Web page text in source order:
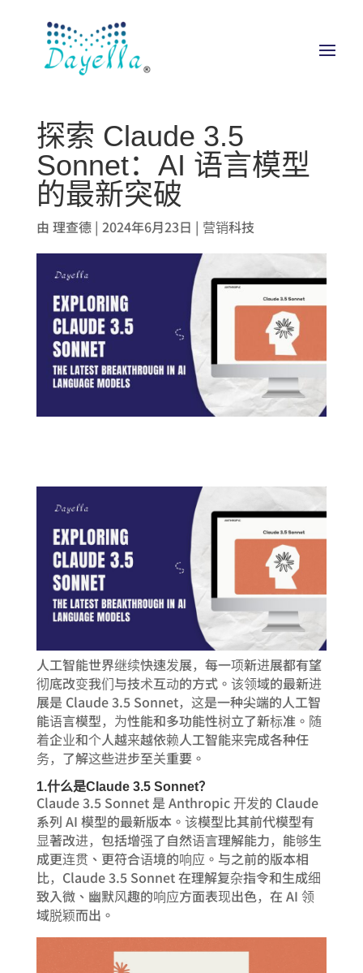
探索 Claude 3.5
Sonnet：AI 语言模型
的最新突破
由 理查德| 2024年6月23日 | 营销科技
人工智能世界继续快速发展，每一项新进展都有望
彻底改变我们与技术互动的方式。该领域的最新进
展是 Claude 3.5 Sonnet，这是一种尖端的人工智
能语言模型，为性能和多功能性树立了新标准。随
着企业和个人越来越依赖人工智能来完成各种任
务，了解这些进步至关重要。
1.什么是Claude 3.5 Sonnet？
Claude 3.5 Sonnet 是 Anthropic 开发的 Claude
系列 AI 模型的最新版本。该模型比其前代模型有
显著改进，包括增强了自然语言理解能力，能够生
成更连贯、更符合语境的响应。与之前的版本相
比，Claude 3.5 Sonnet 在理解复杂指令和生成细
致入微、幽默风趣的响应方面表现出色，在 AI 领
域脱颖而出。